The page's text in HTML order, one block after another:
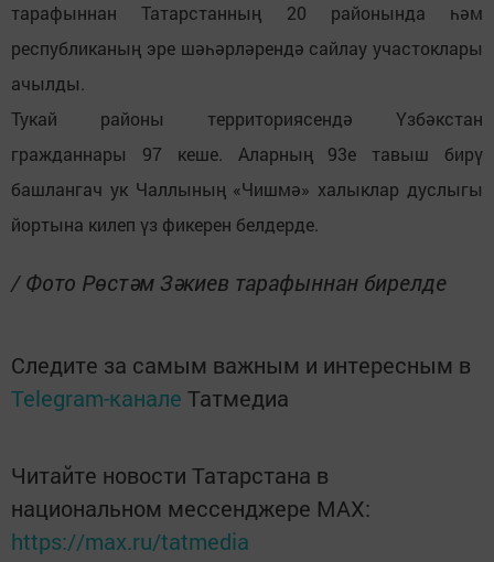
тарафыннан Татарстанның 20 районында һәм
республиканың эре шәһәрләрендә сайлау участоклары
ачылды.
Тукай районы территориясендә Үзбәкстан
гражданнары 97 кеше. Аларның 93е тавыш бирү
башлангач ук Чаллының «Чишмә» халыклар дуслыгы
йортына килеп үз фикерен белдерде.
/ Фото Рөстәм Зәкиев тарафыннан бирелде
Следите за самым важным и интересным в
Telegram-канале Татмедиа
Читайте новости Татарстана в
национальном мессенджере MАХ:
https://max.ru/tatmedia